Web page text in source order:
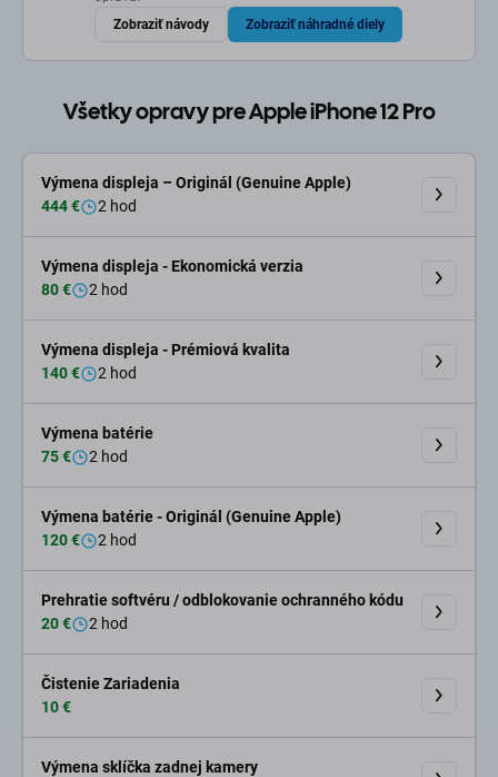
Zobraziť návody
Zobraziť náhradné diely
Všetky opravy pre Apple iPhone 12 Pro
Výmena displeja – Originál (Genuine Apple)
444 €
2 hod
Výmena displeja - Ekonomická verzia
80 €
2 hod
Výmena displeja - Prémiová kvalita
140 €
2 hod
Výmena batérie
75 €
2 hod
Výmena batérie - Originál (Genuine Apple)
120 €
2 hod
Prehratie softvéru / odblokovanie ochranného kódu
20 €
2 hod
Čistenie Zariadenia
10 €
Výmena sklíčka zadnej kamery